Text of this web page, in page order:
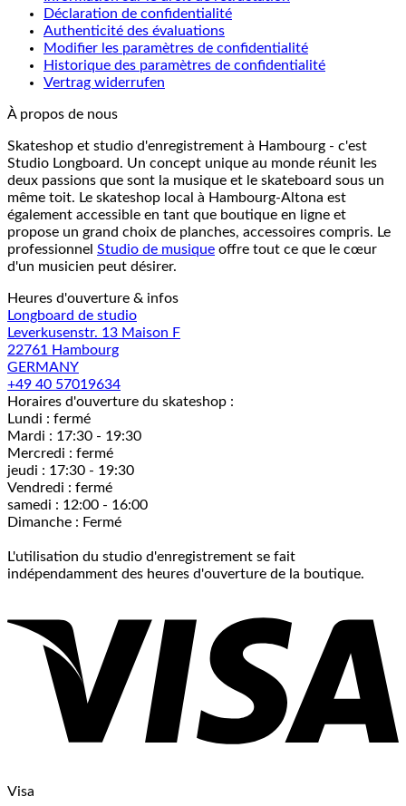
Déclaration de confidentialité
Authenticité des évaluations
Modifier les paramètres de confidentialité
Historique des paramètres de confidentialité
Vertrag widerrufen
À propos de nous
Skateshop et studio d'enregistrement à Hambourg - c'est
Studio Longboard. Un concept unique au monde réunit les
deux passions que sont la musique et le skateboard sous un
même toit. Le skateshop local à Hambourg-Altona est
également accessible en tant que boutique en ligne et
propose un grand choix de planches, accessoires compris. Le
professionnel Studio de musique offre tout ce que le cœur
d'un musicien peut désirer.
Heures d'ouverture & infos
Longboard de studio
Leverkusenstr. 13 Maison F
22761 Hambourg
GERMANY
+49 40 57019634
Horaires d'ouverture du skateshop :
Lundi : fermé
Mardi : 17:30 - 19:30
Mercredi : fermé
jeudi : 17:30 - 19:30
Vendredi : fermé
samedi : 12:00 - 16:00
Dimanche : Fermé
L'utilisation du studio d'enregistrement se fait
indépendamment des heures d'ouverture de la boutique.
Visa